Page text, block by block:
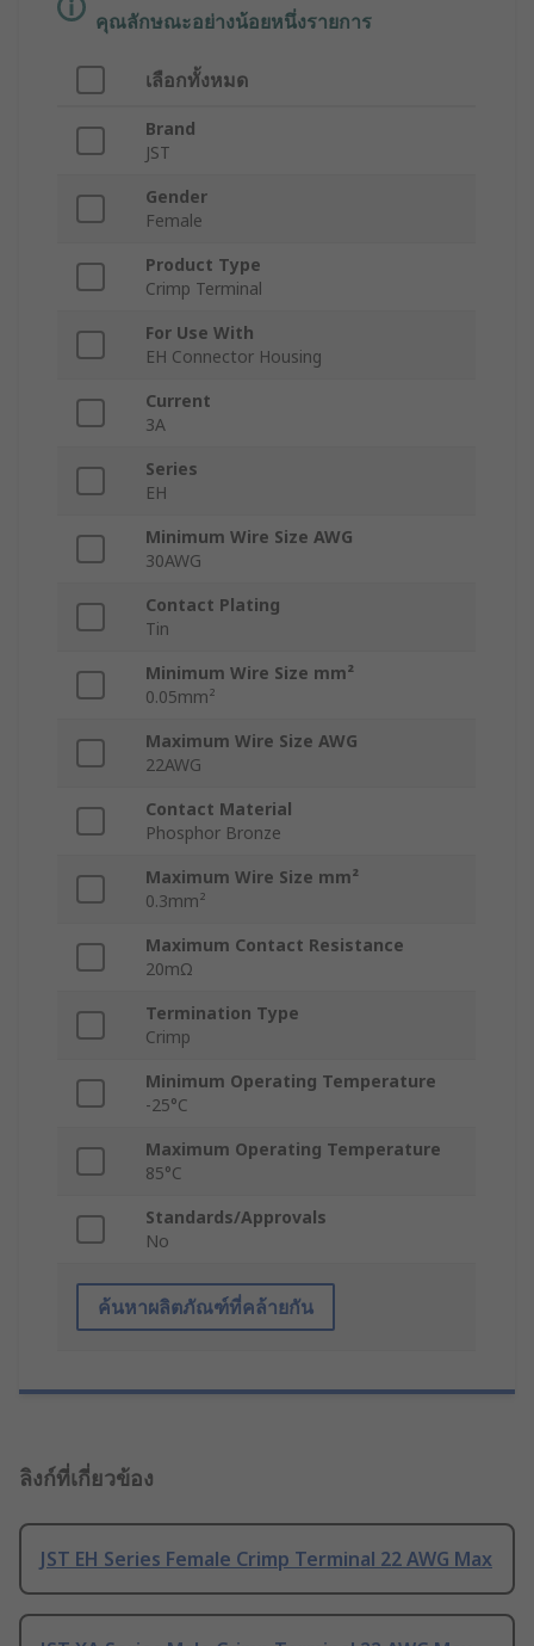
คุณลักษณะอย่างน้อยหนึ่งรายการ
เลือกทั้งหมด
Brand
JST
Gender
Female
Product Type
Crimp Terminal
For Use With
EH Connector Housing
Current
3A
Series
EH
Minimum Wire Size AWG
30AWG
Contact Plating
Tin
Minimum Wire Size mm²
0.05mm²
Maximum Wire Size AWG
22AWG
Contact Material
Phosphor Bronze
Maximum Wire Size mm²
0.3mm²
Maximum Contact Resistance
20mΩ
Termination Type
Crimp
Minimum Operating Temperature
-25°C
Maximum Operating Temperature
85°C
Standards/Approvals
No
ค้นหาผลิตภัณฑ์ที่คล้ายกัน
ลิงก์ที่เกี่ยวข้อง
JST EH Series Female Crimp Terminal 22 AWG Max